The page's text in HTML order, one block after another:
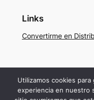
Links
Convertirme en
Social
Facebook
Utilizamos cookies
experiencia en nuestro